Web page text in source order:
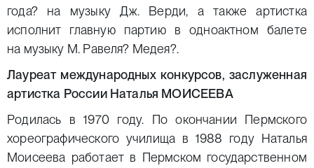
года? на музыку Дж. Верди, а также артистка
исполнит главную партию в одноактном балете
на музыку М. Равеля? Медея?.
Лауреат международных конкурсов, заслуженная
артистка России Наталья МОИСЕЕВА
Родилась в 1970 году. По окончании Пермского
хореографического училища в 1988 году Наталья
Моисеева работает в Пермском государственном